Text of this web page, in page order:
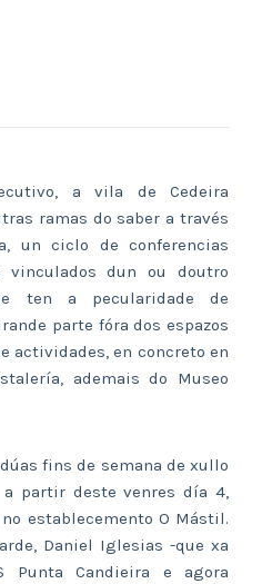
a vila de Cedeira
ramas do saber a través
un ciclo de conferencias
vinculados dun ou doutro
ten a pecularidade de
parte fóra dos espazos
actividades, en concreto en
ademais do Museo
fins de semana de xullo
partir deste venres día 4,
establecemento O Mástil.
Daniel Iglesias -que xa
Candieira e agora